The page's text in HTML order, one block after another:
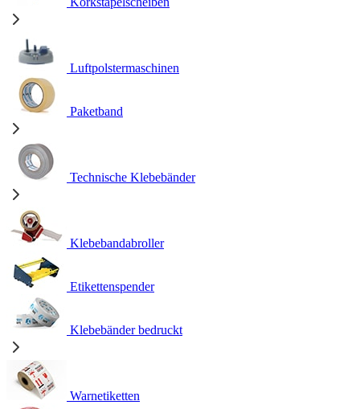
Luftpolstermaschinen
Paketband
Technische Klebebänder
Klebebandabroller
Etikettenspender
Klebebänder bedruckt
Warnetiketten